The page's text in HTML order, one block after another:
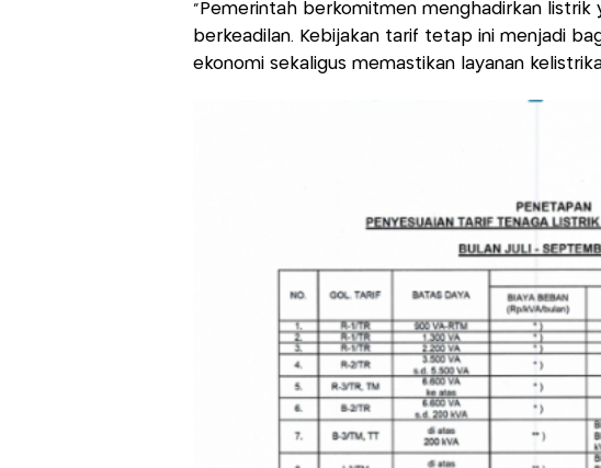
"Pemerintah berkomitmen menghadirkan listrik
berkeadilan. Kebijakan tarif tetap ini menjadi
ekonomi sekaligus memastikan layanan